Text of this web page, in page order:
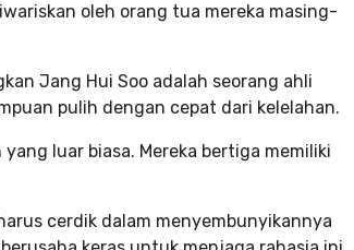
oleh orang tua mereka masing-
Jang Hui Soo adalah seorang ahli
pulih dengan cepat dari kelelahan.
luar biasa. Mereka bertiga memiliki
cerdik dalam menyembunyikannya